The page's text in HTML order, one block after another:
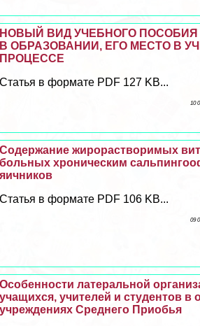
НОВЫЙ ВИД УЧЕБНОГО ПОСОБИЯ
В ОБРАЗОВАНИИ, ЕГО МЕСТО В
ПРОЦЕССЕ
Статья в формате PDF 127 KB...
10
Содержание жирорастворимых
больных хроническим
яичников
Статья в формате PDF 106 KB...
09
Особенности латеральной
учащихся, учителей и студентов в
учреждениях Среднего Приобья